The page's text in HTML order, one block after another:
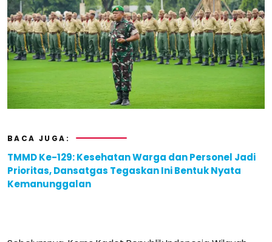
BACA JUGA:
TMMD Ke-129: Kesehatan Warga dan Personel Jadi
Prioritas, Dansatgas Tegaskan Ini Bentuk Nyata
Kemanunggalan